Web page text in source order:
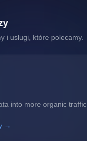
i usługi, które polecamy.
into more organic traffic
→